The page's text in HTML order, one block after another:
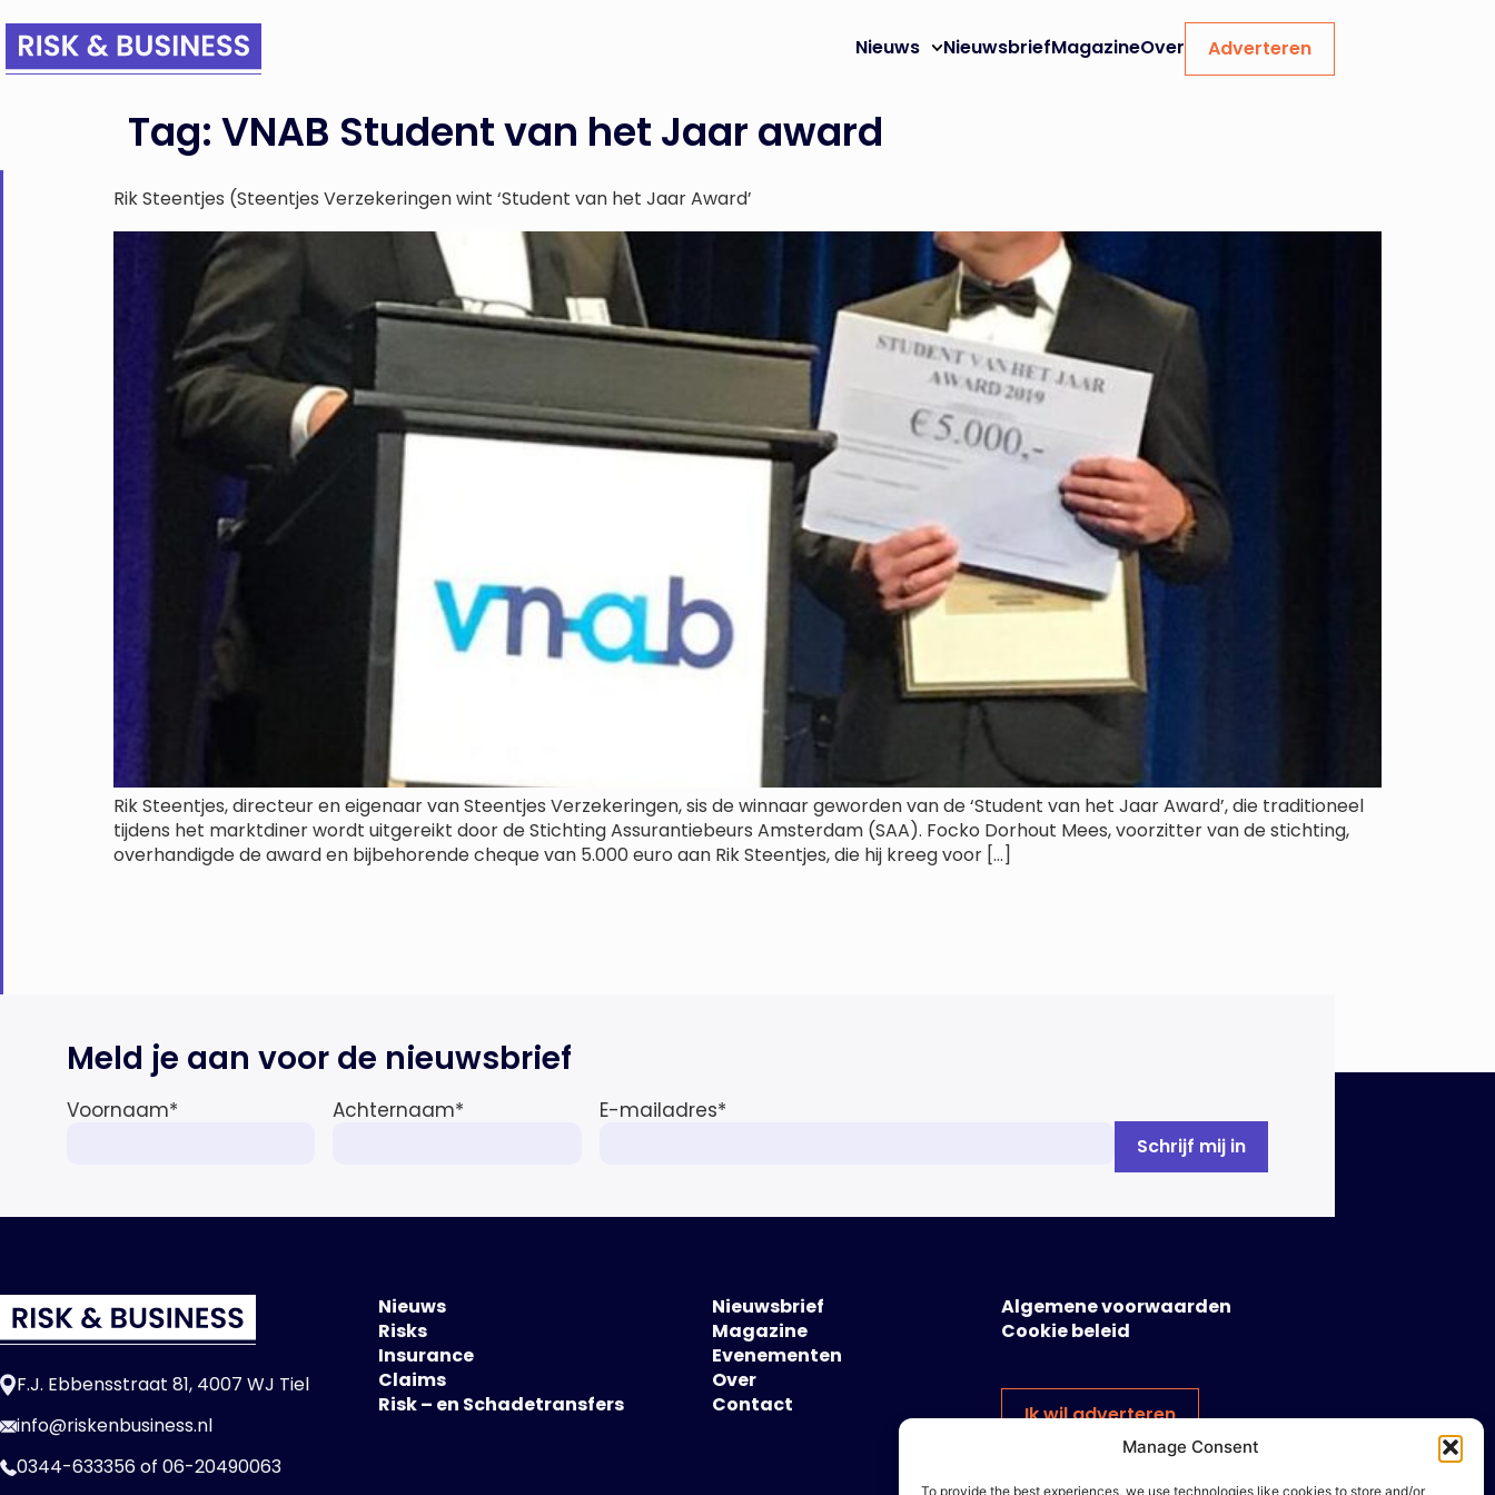
Manage Consent
To provide the best experiences, we use technologies like cookies to store and/or
Nieuws NieuwsbriefMagazineOver Adverteren
Tag: VNAB Student van het Jaar award
Rik Steentjes (Steentjes Verzekeringen wint ‘Student van het Jaar Award’
Rik Steentjes, directeur en eigenaar van Steentjes Verzekeringen, sis de winnaar geworden van de ‘Student van het Jaar Award’, die traditioneel
tijdens het marktdiner wordt uitgereikt door de Stichting Assurantiebeurs Amsterdam (SAA). Focko Dorhout Mees, voorzitter van de stichting,
overhandigde de award en bijbehorende cheque van 5.000 euro aan Rik Steentjes, die hij kreeg voor […]
Meld je aan voor de nieuwsbrief
Voornaam* Achternaam* E-mailadres*
F.J. Ebbensstraat 81, 4007 WJ Tiel
info@riskenbusiness.nl
0344-633356of 06-20490063
Nieuws
Risks
Insurance
Claims
Risk – en Schadetransfers
Nieuwsbrief
Magazine
Evenementen
Over
Contact
Algemene voorwaarden
Cookie beleid
Ik wil adverteren